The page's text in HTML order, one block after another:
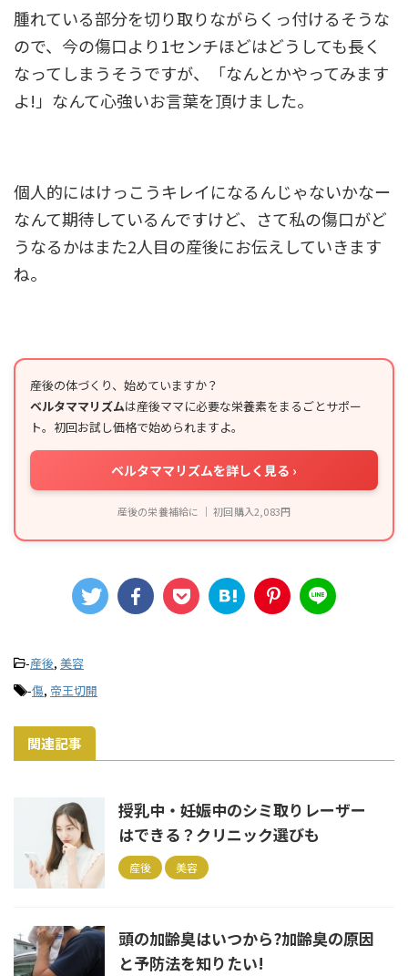
腫れている部分を切り取りながらくっ付けるそうな
ので、今の傷口より1センチほどはどうしても長く
なってしまうそうですが、「なんとかやってみます
よ!」なんて心強いお言葉を頂けました。
個人的にはけっこうキレイになるんじゃないかなー
なんて期待しているんですけど、さて私の傷口がど
うなるかはまた2人目の産後にお伝えしていきます
ね。
産後の体づくり、始めていますか？
ベルタママリズムは産後ママに必要な栄養素をまるごとサポー
ト。初回お試し価格で始められますよ。
ベルタママリズムを詳しく見る ›
産後の栄養補給に ｜ 初回購入2,083円
-産後, 美容
-傷, 帝王切開
関連記事
授乳中・妊娠中のシミ取りレーザー
はできる？クリニック選びも
産後 美容
頭の加齢臭はいつから?加齢臭の原因
と予防法を知りたい!